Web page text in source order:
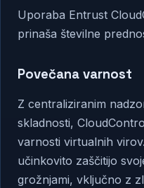
Uporaba Entrust
prinaša številne
Povečana varnost
Z centraliziranim
skladnosti,
varnosti virtualnih
učinkovito zaščitijo
grožnjami, vključno z